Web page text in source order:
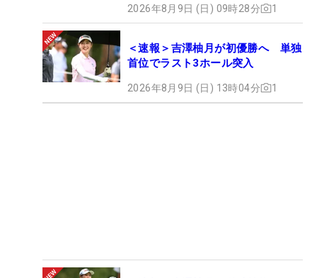
2026年8月9日 (日) 09時28分 1
＜速報＞吉澤柚月が初優勝へ 単独
首位でラスト3ホール突入
2026年8月9日 (日) 13時04分 1